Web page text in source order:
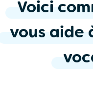
Voici
vous aide